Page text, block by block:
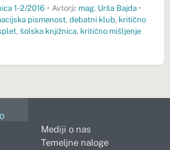
1-2/2016 • Avtorji: mag. Urša Bajda •
pismenost, debatni klub, kritično
, šolska knjižnica, kritično mišljenje
Mediji o nas
Temeljne naloge